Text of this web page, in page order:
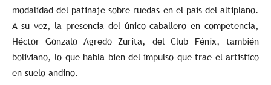
modalidad del patinaje sobre ruedas en el país del altiplano.
A su vez, la presencia del único caballero en competencia,
Héctor Gonzalo Agredo Zurita, del Club Fénix, también
boliviano, lo que habla bien del impulso que trae el artístico
en suelo andino.